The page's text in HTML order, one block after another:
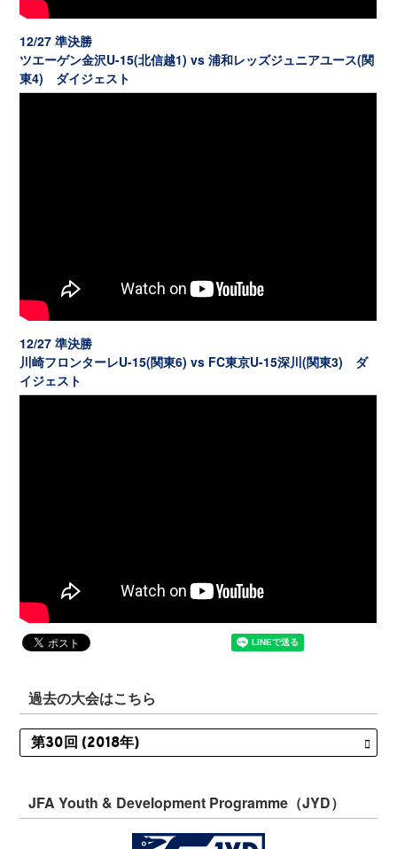
12/27 準決勝
ツエーゲン金沢U-15(北信越1) vs 浦和レッズジュニアユース(関
東4) ダイジェスト
12/27 準決勝
川崎フロンターレU-15(関東6) vs FC東京U-15深川(関東3) ダ
イジェスト
過去の大会はこちら
JFA Youth & Development Programme（JYD）